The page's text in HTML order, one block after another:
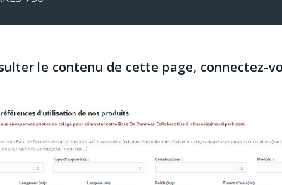
le contenu de cette page, connectez-